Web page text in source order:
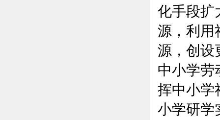
化手段扩
源，利用
源，创设
中小学劳
挥中小学
小学研学